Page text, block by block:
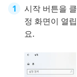
시작 버튼을
정 화면이 열
요.